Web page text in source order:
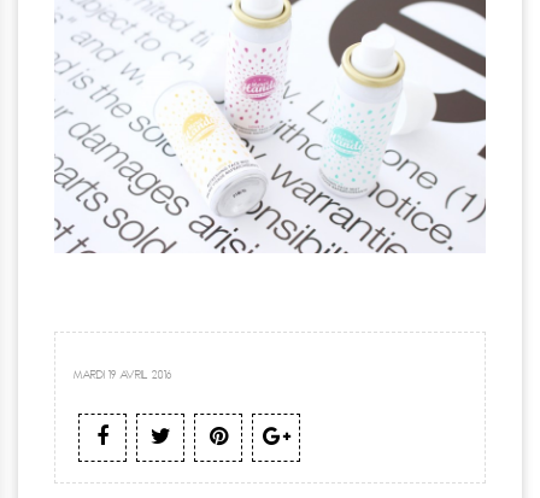
MARDI 19 AVRIL 2016